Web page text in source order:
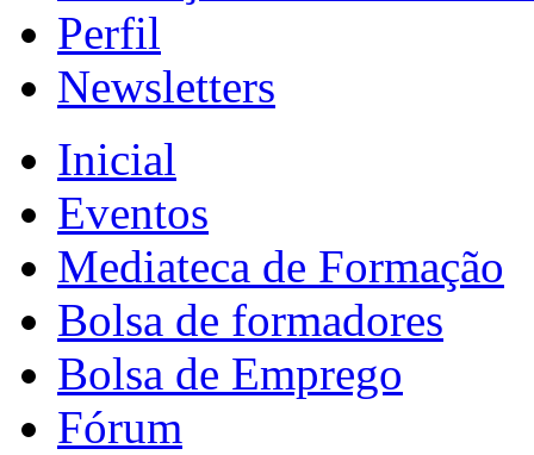
Perfil
Newsletters
Inicial
Eventos
Mediateca de Formação
Bolsa de formadores
Bolsa de Emprego
Fórum